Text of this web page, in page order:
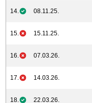
14. 08.11.25.
15. 15.11.25.
16. 07.03.26.
17. 14.03.26.
18. 22.03.26.